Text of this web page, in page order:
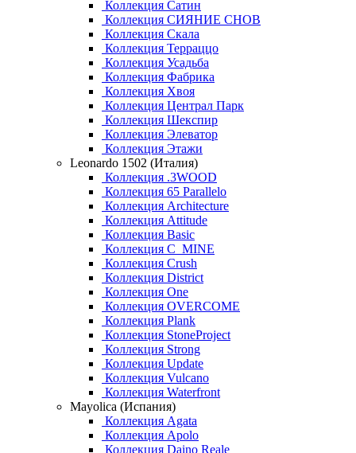
Коллекция Сатин
Коллекция СИЯНИЕ СНОВ
Коллекция Скала
Коллекция Терраццо
Коллекция Усадьба
Коллекция Фабрика
Коллекция Хвоя
Коллекция Централ Парк
Коллекция Шекспир
Коллекция Элеватор
Коллекция Этажи
Leonardo 1502 (Италия)
Коллекция .3WOOD
Коллекция 65 Parallelo
Коллекция Architecture
Коллекция Attitude
Коллекция Basic
Коллекция C_MINE
Коллекция Crush
Коллекция District
Коллекция One
Коллекция OVERCOME
Коллекция Plank
Коллекция StoneProject
Коллекция Strong
Коллекция Update
Коллекция Vulcano
Коллекция Waterfront
Mayolica (Испания)
Коллекция Agata
Коллекция Apolo
Коллекция Daino Reale